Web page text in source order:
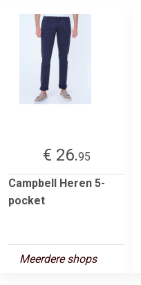
€ 26.95
Campbell Heren 5-
pocket
Meerdere shops